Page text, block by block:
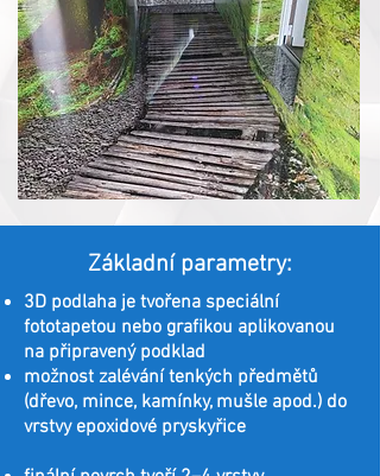
Základní parametry:
3D podlaha je tvořena speciální
fototapetou nebo grafikou aplikovanou
na připravený podklad
možnost zalévání tenkých předmětů
(dřevo, mince, kamínky, mušle apod.) do
vrstvy epoxidové pryskyřice